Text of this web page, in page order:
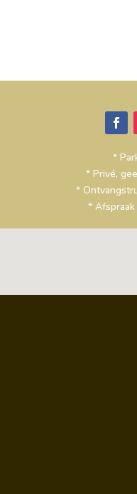
*
* Privé,
*
*